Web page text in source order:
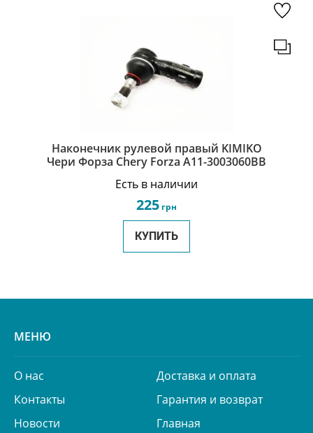
Наконечник рулевой правый KIMIKO
Чери Форза Chery Forza A11-3003060BB
Есть в наличии
225 грн
КУПИТЬ
МЕНЮ
О нас
Доставка и оплата
Контакты
Гарантия и возврат
Новости
Главная